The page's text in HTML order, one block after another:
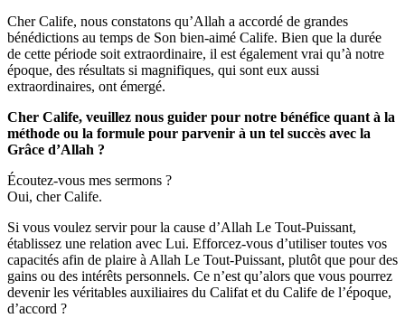
Cher Calife, nous constatons qu’Allah a accordé de grandes
bénédictions au temps de Son bien-aimé Calife. Bien que la durée
de cette période soit extraordinaire, il est également vrai qu’à notre
époque, des résultats si magnifiques, qui sont eux aussi
extraordinaires, ont émergé.
Cher Calife, veuillez nous guider pour notre bénéfice quant à la
méthode ou la formule pour parvenir à un tel succès avec la
Grâce d’Allah ?
Écoutez-vous mes sermons ?
Oui, cher Calife.
Si vous voulez servir pour la cause d’Allah Le Tout-Puissant,
établissez une relation avec Lui. Efforcez-vous d’utiliser toutes vos
capacités afin de plaire à Allah Le Tout-Puissant, plutôt que pour des
gains ou des intérêts personnels. Ce n’est qu’alors que vous pourrez
devenir les véritables auxiliaires du Califat et du Calife de l’époque,
d’accord ?